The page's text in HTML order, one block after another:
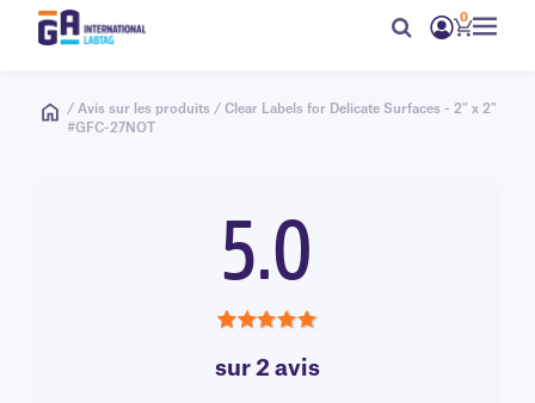
0
/ Avis sur les produits / Clear Labels for Delicate Surfaces - 2" x 2"
#GFC-27NOT
5.0
sur 2 avis